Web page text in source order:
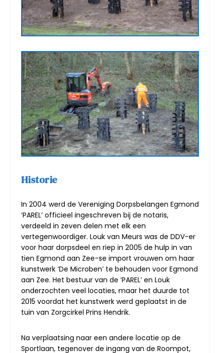
Historie
In 2004 werd de Vereniging Dorpsbelangen Egmond
‘PAREL’ officieel ingeschreven bij de notaris,
verdeeld in zeven delen met elk een
vertegenwoordiger. Louk van Meurs was de DDV-er
voor haar dorpsdeel en riep in 2005 de hulp in van
tien Egmond aan Zee-se import vrouwen om haar
kunstwerk ‘De Microben’ te behouden voor Egmond
aan Zee. Het bestuur van de ‘PAREL’ en Louk
onderzochten veel locaties, maar het duurde tot
2015 voordat het kunstwerk werd geplaatst in de
tuin van Zorgcirkel Prins Hendrik.
Na verplaatsing naar een andere locatie op de
Sportlaan, tegenover de ingang van de Roompot,